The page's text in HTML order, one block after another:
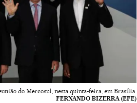
do Mercosul, nesta quinta-feira, em Brasília.
FERNANDO BIZERRA (EFE)